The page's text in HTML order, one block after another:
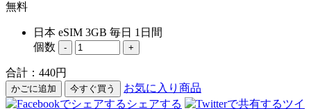
無料
日本 eSIM 3GB 毎日 1日間
個数
- +
合計： 440円
かごに追加 今すぐ買う
お気に入り商品
シェアする
ツイ